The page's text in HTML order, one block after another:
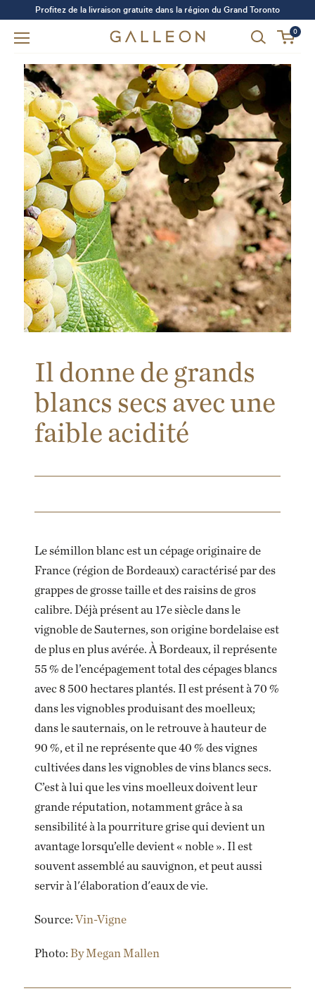
Profitez de la livraison gratuite dans la région du Grand Toronto
0
Il donne de grands
blancs secs avec une
faible acidité
Le sémillon blanc est un cépage originaire de
France (région de Bordeaux) caractérisé par des
grappes de grosse taille et des raisins de gros
calibre. Déjà présent au 17e siècle dans le
vignoble de Sauternes, son origine bordelaise est
de plus en plus avérée. À Bordeaux, il représente
55 % de l’encépagement total des cépages blancs
avec 8 500 hectares plantés. Il est présent à 70 %
dans les vignobles produisant des moelleux;
dans le sauternais, on le retrouve à hauteur de
90 %, et il ne représente que 40 % des vignes
cultivées dans les vignobles de vins blancs secs.
C’est à lui que les vins moelleux doivent leur
grande réputation, notamment grâce à sa
sensibilité à la pourriture grise qui devient un
avantage lorsqu’elle devient « noble ». Il est
souvent assemblé au sauvignon, et peut aussi
servir à l'élaboration d'eaux de vie.
Source: Vin-Vigne
Photo: By Megan Mallen
Avez-vous oublié votre mot de passe?
SE CONNECTER
S'INSCRIRE